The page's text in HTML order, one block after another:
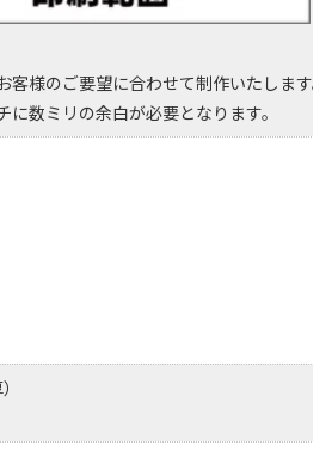
様のご要望に合わせて制作いたします。
数ミリの余白が必要となります。